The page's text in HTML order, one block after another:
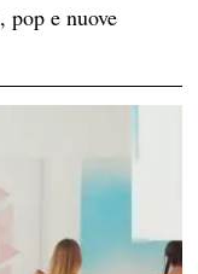
pop e nuove